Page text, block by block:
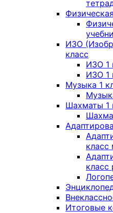
ИЗО
класс
ИЗО 1
ИЗО 1
Музыка 1
Шахматы 1
класс
класс
Итоговые